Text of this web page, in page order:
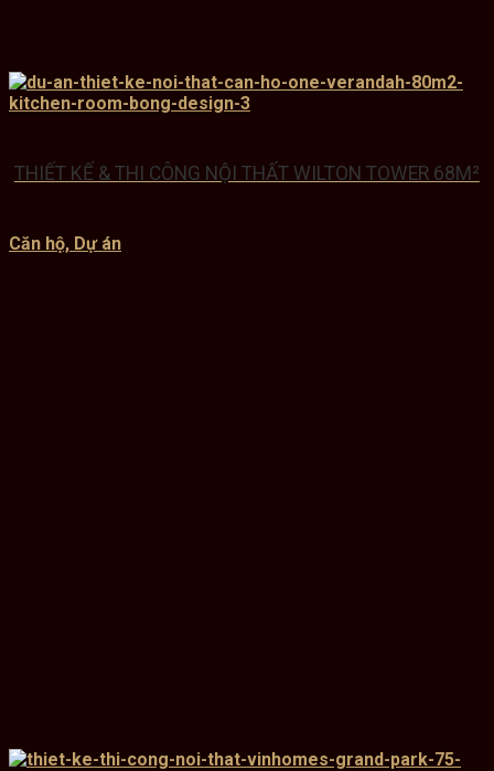
THIẾT KẾ & THI CÔNG NỘI THẤT WILTON TOWER 68M²
Căn hộ, Dự án